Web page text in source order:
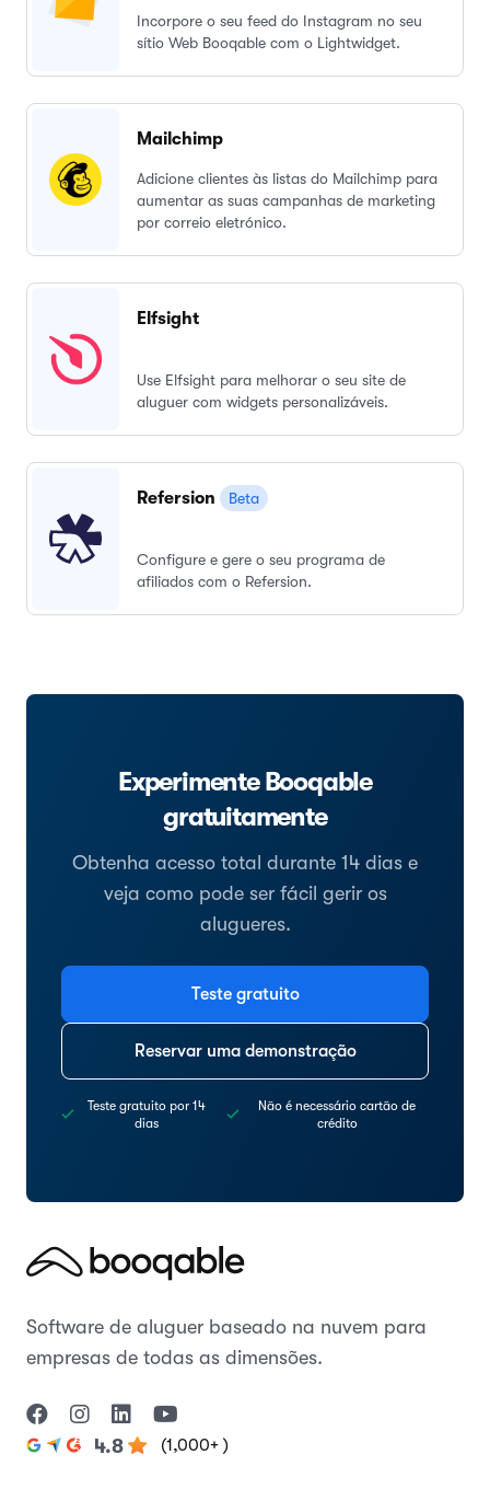
Incorpore o seu feed do Instagram no seu
sítio Web Booqable com o Lightwidget.
Mailchimp
Adicione clientes às listas do Mailchimp para
aumentar as suas campanhas de marketing
por correio eletrónico.
Elfsight
Use Elfsight para melhorar o seu site de
aluguer com widgets personalizáveis.
Refersion Beta
Configure e gere o seu programa de
afiliados com o Refersion.
Experimente Booqable
gratuitamente
Obtenha acesso total durante 14 dias e
veja como pode ser fácil gerir os
alugueres.
Teste gratuito
Reservar uma demonstração
Teste gratuito por 14
dias
Não é necessário cartão de
crédito
Software de aluguer baseado na nuvem para
empresas de todas as dimensões.
4.8 (1,000+ )